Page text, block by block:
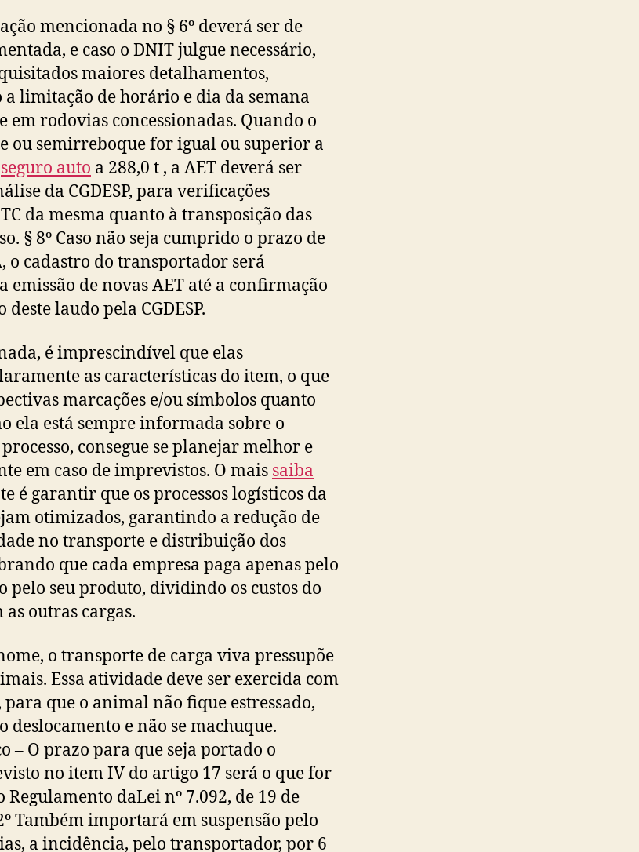
mencionada no § 6º deverá ser de
e caso o DNIT julgue necessário,
maiores detalhamentos,
limitação de horário e dia da semana
em rodovias concessionadas. Quando o
ou semirreboque for igual ou superior a
seguro auto a 288,0 t , a AET deverá ser
da CGDESP, para verificações
da mesma quanto à transposição das
§ 8º Caso não seja cumprido o prazo de
o cadastro do transportador será
emissão de novas AET até a confirmação
laudo pela CGDESP.
é imprescindível que elas
as características do item, o que
marcações e/ou símbolos quanto
ela está sempre informada sobre o
consegue se planejar melhor e
em caso de imprevistos. O mais saiba
é garantir que os processos logísticos da
otimizados, garantindo a redução de
no transporte e distribuição dos
que cada empresa paga apenas pelo
pelo seu produto, dividindo os custos do
outras cargas.
o transporte de carga viva pressupõe
Essa atividade deve ser exercida com
que o animal não fique estressado,
deslocamento e não se machuque.
– O prazo para que seja portado o
no item IV do artigo 17 será o que for
Regulamento daLei nº 7.092, de 19 de
Também importará em suspensão pelo
a incidência, pelo transportador, por 6